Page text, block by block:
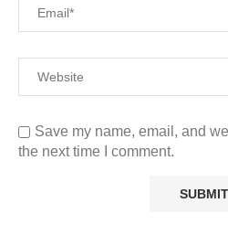
Save my name, email, and
the next time I comment.